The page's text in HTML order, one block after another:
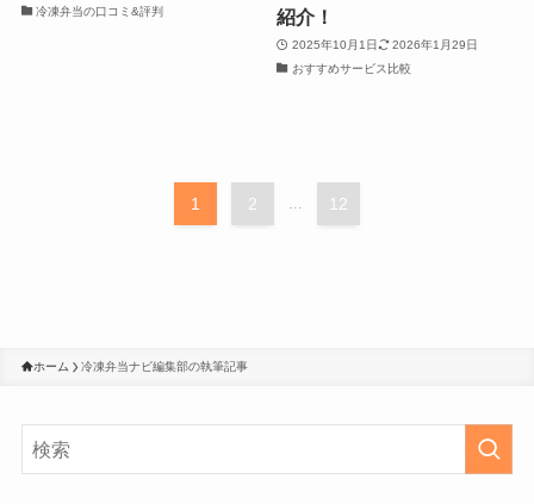
冷凍弁当の口コミ&評判
紹介！
2025年10月1日
2026年1月29日
おすすめサービス比較
1 2 ... 12
ホーム 冷凍弁当ナビ編集部の執筆記事